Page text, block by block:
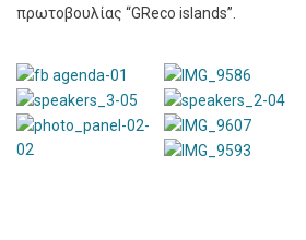
πρωτοβουλίας “GReco islands”.